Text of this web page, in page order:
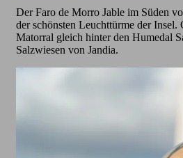
Der Faro de Morro Jable im Süden
der schönsten Leuchttürme der Insel.
Matorral gleich hinter den Humedal
Salzwiesen von Jandia.